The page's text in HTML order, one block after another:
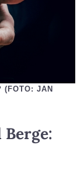
(FOTO: JAN
Berge: